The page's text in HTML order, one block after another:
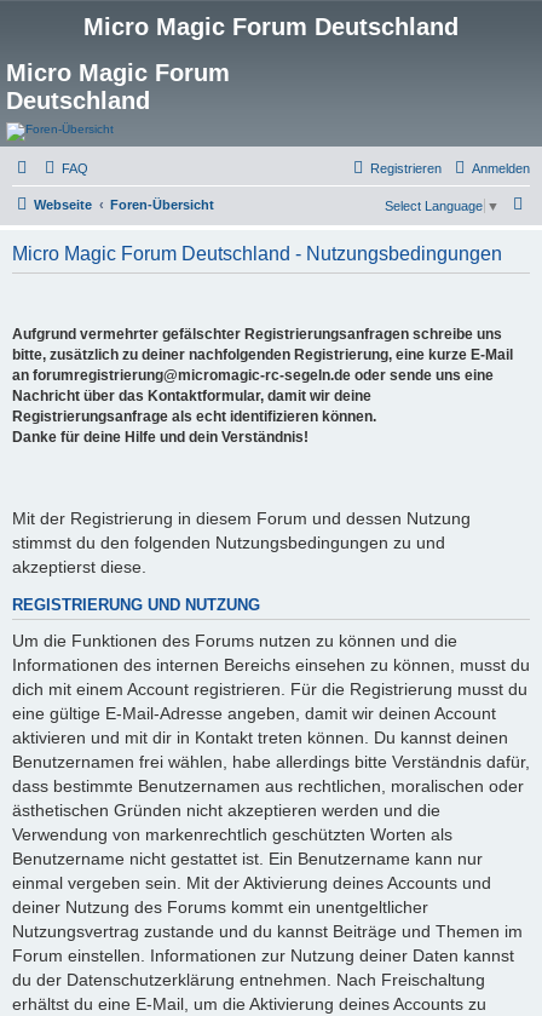
Micro Magic Forum Deutschland
Micro Magic Forum
Deutschland
FAQ Anmelden
Registrieren
Webseite Foren-Übersicht Select Language ▼
Micro Magic Forum Deutschland - Nutzungsbedingungen
Aufgrund vermehrter gefälschter Registrierungsanfragen schreibe uns
bitte, zusätzlich zu deiner nachfolgenden Registrierung, eine kurze E-Mail
an forumregistrierung@micromagic-rc-segeln.de oder sende uns eine
Nachricht über das Kontaktformular, damit wir deine
Registrierungsanfrage als echt identifizieren können.
Danke für deine Hilfe und dein Verständnis!
Mit der Registrierung in diesem Forum und dessen Nutzung
stimmst du den folgenden Nutzungsbedingungen zu und
akzeptierst diese.
REGISTRIERUNG UND NUTZUNG
Um die Funktionen des Forums nutzen zu können und die
Informationen des internen Bereichs einsehen zu können, musst du
dich mit einem Account registrieren. Für die Registrierung musst du
eine gültige E-Mail-Adresse angeben, damit wir deinen Account
aktivieren und mit dir in Kontakt treten können. Du kannst deinen
Benutzernamen frei wählen, habe allerdings bitte Verständnis dafür,
dass bestimmte Benutzernamen aus rechtlichen, moralischen oder
ästhetischen Gründen nicht akzeptieren werden und die
Verwendung von markenrechtlich geschützten Worten als
Benutzername nicht gestattet ist. Ein Benutzername kann nur
einmal vergeben sein. Mit der Aktivierung deines Accounts und
deiner Nutzung des Forums kommt ein unentgeltlicher
Nutzungsvertrag zustande und du kannst Beiträge und Themen im
Forum einstellen. Informationen zur Nutzung deiner Daten kannst
du der Datenschutzerklärung entnehmen. Nach Freischaltung
erhältst du eine E-Mail, um die Aktivierung deines Accounts zu